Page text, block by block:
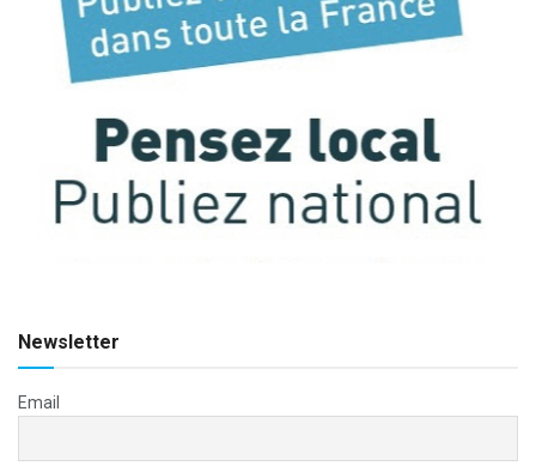
Newsletter
Email